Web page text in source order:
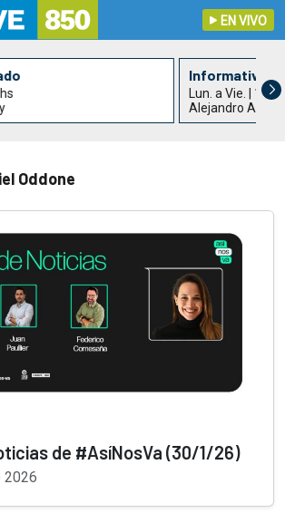
EN VIVO
Informativo
Lun. a Vie. | 13 hs
Alejandro Acle
Oddone
de #AsíNosVa (30/1/26)
2026